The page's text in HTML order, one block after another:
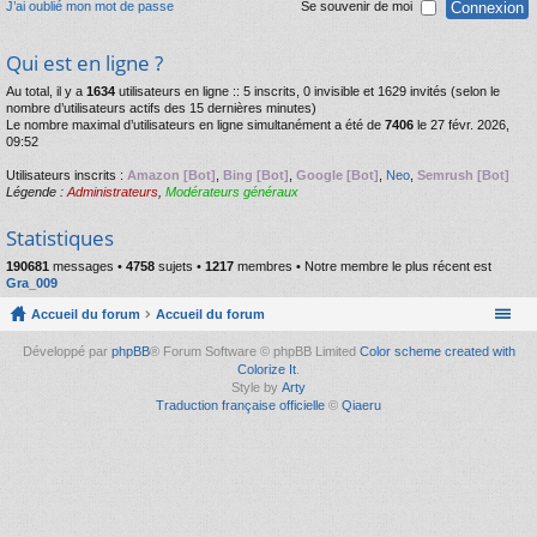
J’ai oublié mon mot de passe Se souvenir de moi
Qui est en ligne ?
Au total, il y a 1634 utilisateurs en ligne :: 5 inscrits, 0 invisible et 1629 invités (selon le
nombre d’utilisateurs actifs des 15 dernières minutes)
Le nombre maximal d’utilisateurs en ligne simultanément a été de 7406 le 27 févr. 2026,
09:52
Utilisateurs inscrits : Amazon [Bot] Bing [Bot] Google [Bot] Neo Semrush [Bot]
Légende : Administrateurs Modérateurs généraux
Statistiques
190681 messages • 4758 sujets • 1217 membres • Notre membre le plus récent est
Gra_009
Accueil du forum Accueil du forum
Développé par phpBB® Forum Software © phpBB Limited Color scheme created with
Colorize It.
Style by Arty
Traduction française officielle © Qiaeru